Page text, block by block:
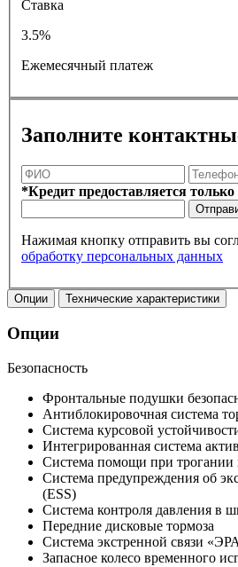
Ставка
3.5%
Ежемесячный платеж
Заполните
*Кредит предоставляется
Нажимая кнопку отправить вы
обработку персональных данных
Опции Технические характеристики
Опции
Безопасность
Фронтальные подушки
Антиблокировочная система
Система курсовой
Интегрированная система
Система помощи при трогании
Система предупреждения об
(ESS)
Система контроля давления в
Передние дисковые тормоза
Система экстренной связи
Запасное колесо временного